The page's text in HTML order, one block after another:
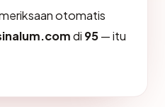
otomatis
di 95— itu